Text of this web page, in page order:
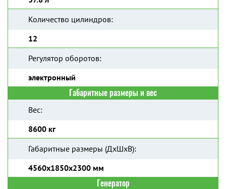
Количество цилиндров:
12
Регулятор оборотов:
электронный
Габаритные размеры и вес
Вес:
8600 кг
Габаритные размеры (ДхШхВ):
4560x1850x2300 мм
Генератор